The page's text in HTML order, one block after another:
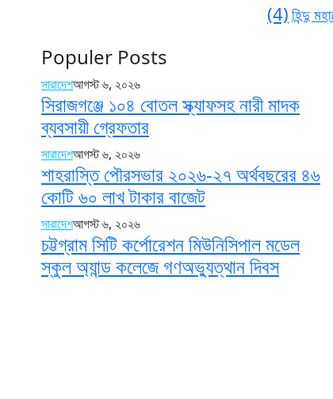
(4)হিন্দু
Populer Posts
সারাদেশআগস্ট ৬, ২০২৬
সিরাজগঞ্জে ১০৪ বোতল স্ক্যাফসহ নারী মাদক
ব্যবসায়ী গ্রেফতার
সারাদেশআগস্ট ৬, ২০২৬
শাহরাস্তি পৌরসভার ২০২৬-২৭ অর্থবছরের ৪৬
কোটি ৬০ লাখ টাকার বাজেট
সারাদেশআগস্ট ৬, ২০২৬
চট্টগ্রাম সিটি কর্পোরেশন মিউনিসিপাল মডেল
স্কুল অ্যান্ড কলেজে গণঅভ্যুত্থান দিবস